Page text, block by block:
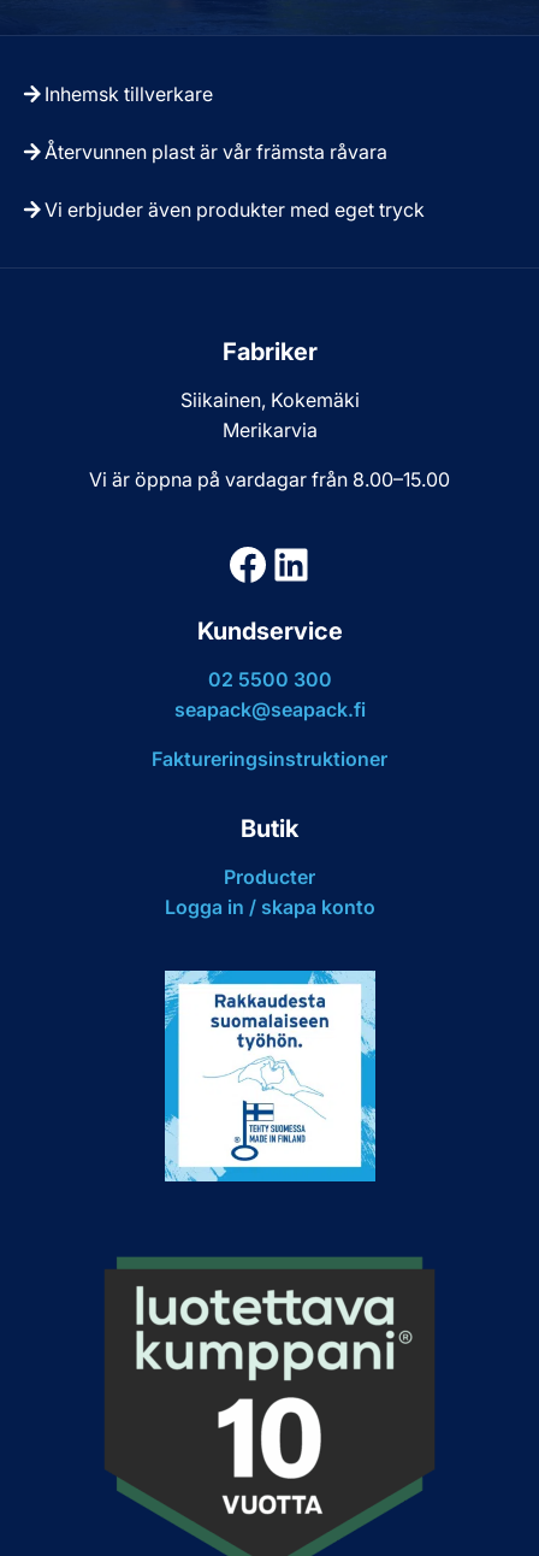
Inhemsk tillverkare
Återvunnen plast är vår främsta råvara
Vi erbjuder även produkter med eget tryck
Fabriker
Siikainen, Kokemäki
Merikarvia
Vi är öppna på vardagar från 8.00–15.00
Facebook
LinkedIn
Kundservice
02 5500 300
seapack@seapack.fi
Faktureringsinstruktioner
Butik
Producter
Logga in / skapa konto